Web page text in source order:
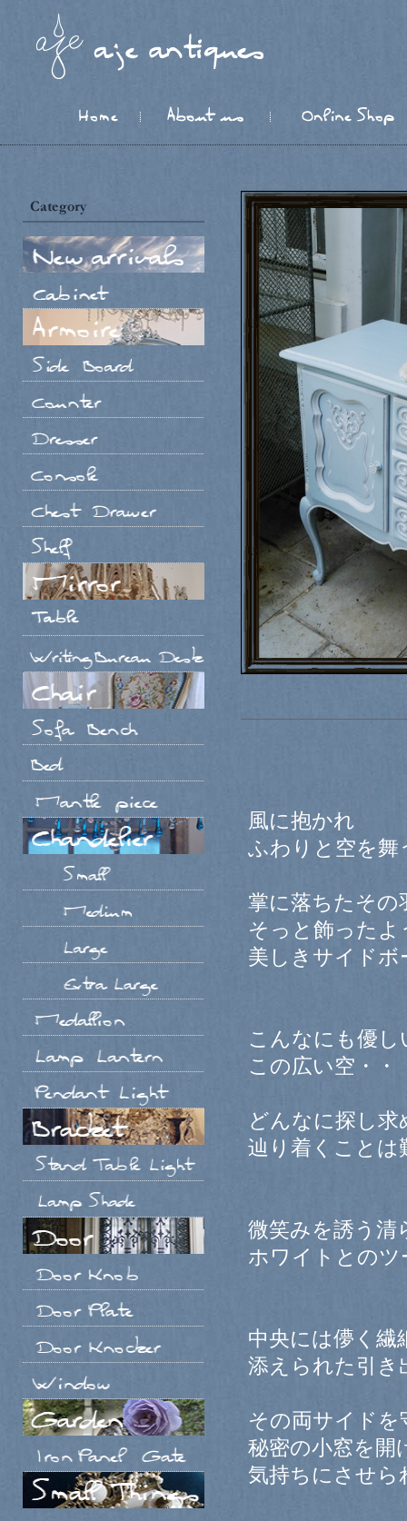
風に抱かれ
ふわりと空を舞
掌に落ちたその
そっと飾ったよ
美しきサイドボ
こんなにも優
この広い空・・
どんなに探し求
辿り着くことは
微笑みを誘う清
ホワイトとの
中央には儚く繊
添えられた引き
その両サイドを
秘密の小窓を開
気持ちにさせら